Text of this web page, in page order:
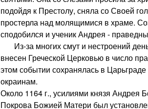
подойдя к Престолу, сняла со Своей
простерла над молящимися в храме.
сподобился и ученик Андрея -
Из-за многих смут и нестроений
внесен Греческой Церковью в число
этом событии сохранялась в
окраинам.
Около 1164 г., усилиями князя Андрея
Покрова Божией Матери был